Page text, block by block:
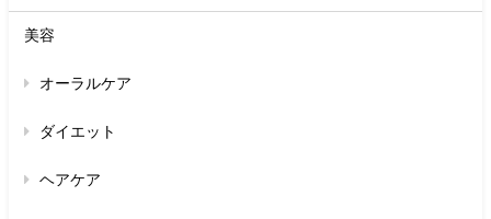
美容
オーラルケア
ダイエット
ヘアケア